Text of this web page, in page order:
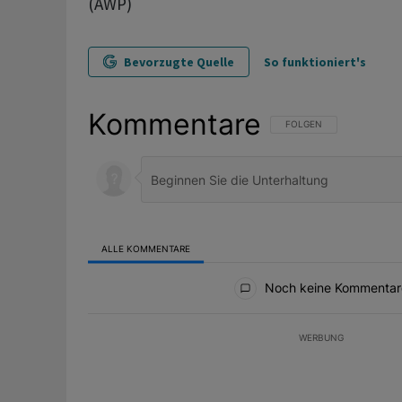
Bevorzugte Quelle So funktioniert's
Kommentare FOLGE DIESER
FOLGEN
ALLE KOMMENTARE
Noch keine
WERBUNG